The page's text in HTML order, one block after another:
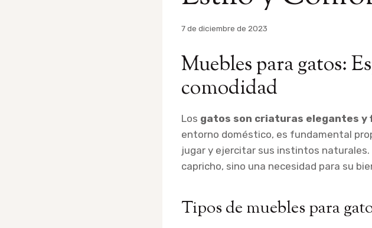
Por
7 de diciembre de 2023
Muebles para gatos:
comodidad
Los gatos son criaturas elegantes y
entorno doméstico, es fundamental
jugar y ejercitar sus instintos naturales.
capricho, sino una necesidad para su
Tipos de muebles para